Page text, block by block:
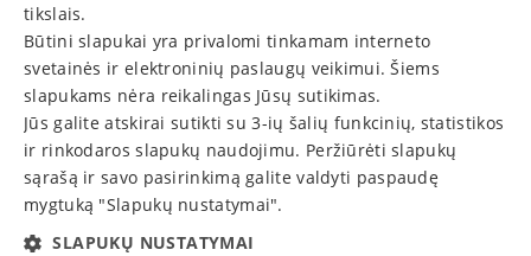
Pardavimų atstovai
Partneriai
Mus rasite
Tarptautinis
Privatumo politika
tikslais.
Būtini slapukai yra privalomi tinkamam interneto
svetainės ir elektroninių paslaugų veikimui. Šiems
slapukams nėra reikalingas Jūsų sutikimas.
Jūs galite atskirai sutikti su 3-ių šalių funkcinių, statistikos
ir rinkodaros slapukų naudojimu. Peržiūrėti slapukų
sąrašą ir savo pasirinkimą galite valdyti paspaudę
mygtuką "Slapukų nustatymai".
SLAPUKŲ NUSTATYMAI